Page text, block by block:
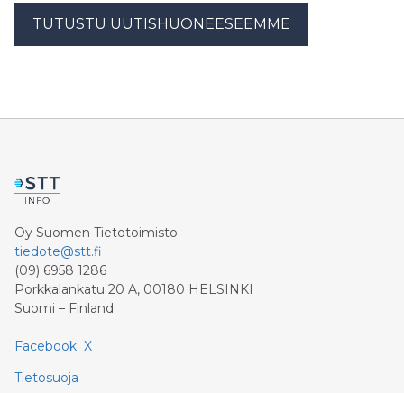
TUTUSTU UUTISHUONEESEEMME
Oy Suomen Tietotoimisto
tiedote@stt.fi
(09) 6958 1286
Porkkalankatu 20 A, 00180 HELSINKI
Suomi – Finland
Facebook X
Tietosuoja